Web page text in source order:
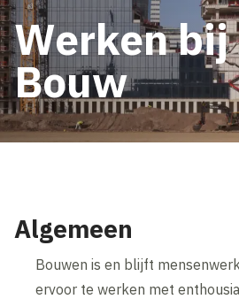
Werken bij
Bouw
Algemeen
Bouwen is en blijft
ervoor te werken met